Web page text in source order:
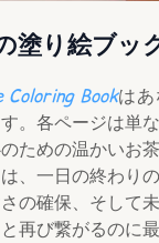
り絵ブッ
Bookは
。各ページは単
ための温かいお
、一日の終わり
の確保、そして
再び繋がるのに最